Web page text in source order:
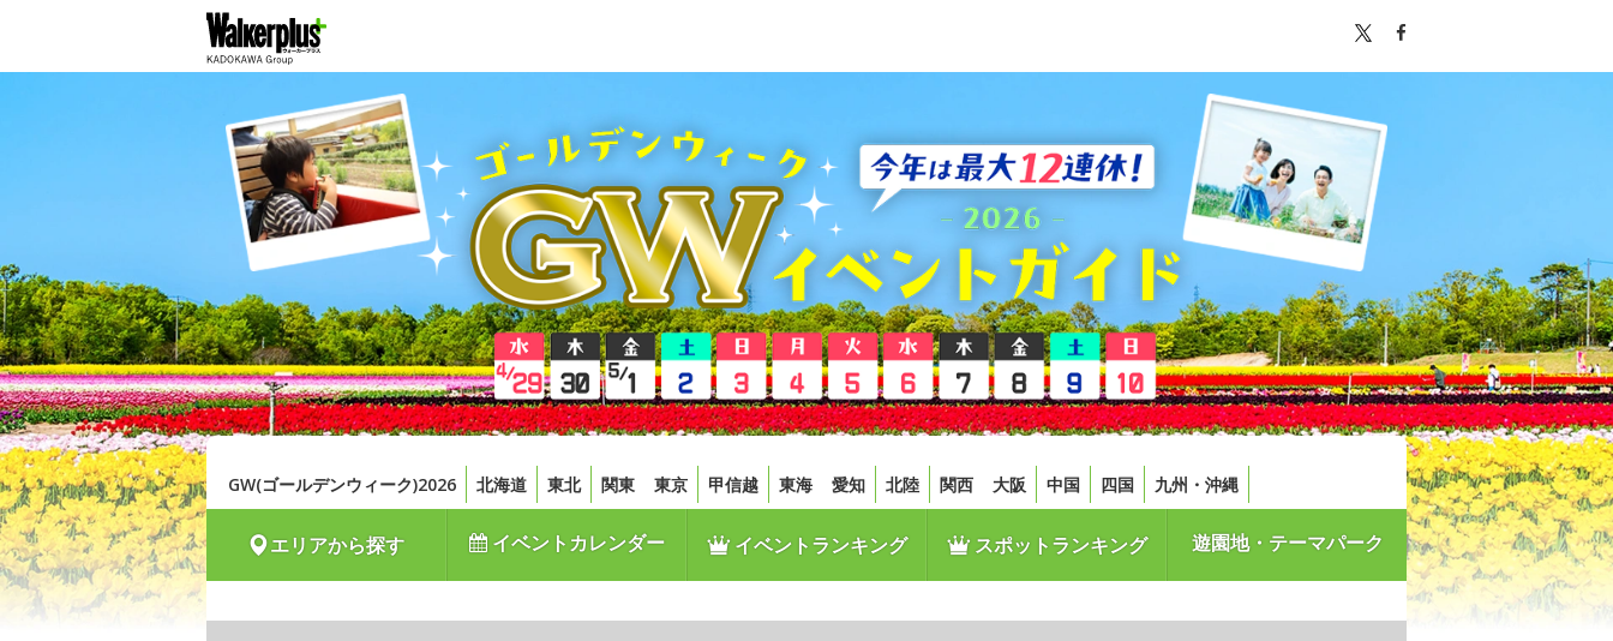
GW(ゴールデンウィーク)2026 北海道 東北 関東 東京 甲信越 東海 愛知 北陸 関西 大阪 中国 四国 九州・沖縄
エリアから探す イベントカレンダー イベントランキング スポットランキング 遊園地・テーマパーク